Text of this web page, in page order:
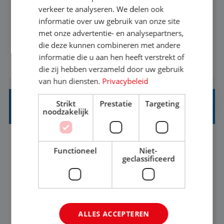
Als Stagiaire Business Intelligence ga je de
informatiebehoefte van verschillende interne
afdelingen specificeren. Aan de hand van deze
informatiebehoefte ga je BI-producten zoals
adviezen, rapportages en dashboards
ontwikkelen, aanpassen en leveren. Deze
producten ontwikkel je door middel van de data
uit ons datawa...
BEKIJK VACATURE
INKOPER VAKANTIES
Nijmegen Baan 33-36 uur MBO
Jij vindt de mooiste plekjes ter wereld en geeft
eenoudergezinnen én singles de meest
onvergetelijke vakanties van hun leven, hoe gaaf
is dat? Ben jij de commerciële professional die
verkeer te analyseren. We delen ook
informatie over uw gebruik van onze site
met onze advertentie- en analysepartners,
die deze kunnen combineren met andere
informatie die u aan hen heeft verstrekt of
die zij hebben verzameld door uw gebruik
van hun diensten. Privacybeleid
Strikt
noodzakelijk
Prestatie Targeting
Functioneel
Niet-
geclassificeerd
ALLES ACCEPTEREN